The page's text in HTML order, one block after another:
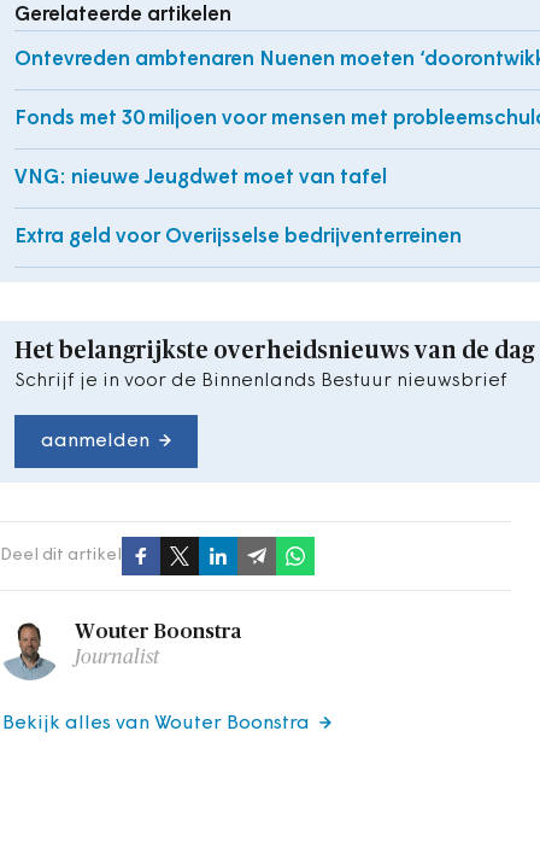
Gerelateerde artikelen
Ontevreden ambtenaren Nuenen moeten
Fonds met 30 miljoen voor mensen met
VNG: nieuwe Jeugdwet moet van tafel
Extra geld voor Overijsselse bedrijventerreinen
Het belangrijkste overheidsnieuws van de dag
Schrijf je in voor de Binnenlands Bestuur nieuwsbrief
aanmelden
Deel dit artikel
Wouter Boonstra
Journalist
Bekijk alles van Wouter Boonstra